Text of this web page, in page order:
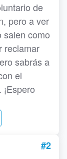
de
pero a ver
salen como
reclamar
sabrás a
el
#2